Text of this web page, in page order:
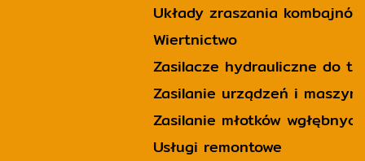
Układy zraszania
Wiertnictwo
Zasilacze hydrauliczne do
Zasilanie urządzeń i
Zasilanie młotków wgłębnych
Usługi remontowe